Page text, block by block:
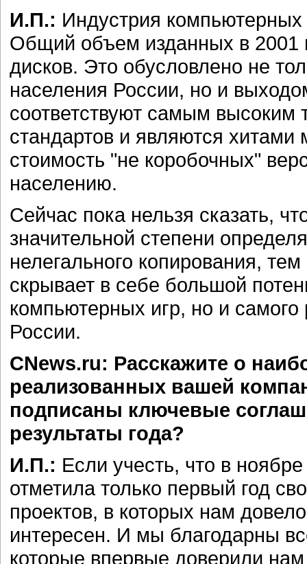
И.П.: Индустрия компьютерных
Общий объем изданных в 2001
дисков. Это обусловлено не
населения России, но и
соответствуют самым
стандартов и являются
стоимость "не коробочных"
населению.
Сейчас пока нельзя сказать,
значительной степени
нелегального копирования,
скрывает в себе большой
компьютерных игр, но и
России.
CNews.ru: Расскажите о
реализованных вашей
подписаны ключевые
результаты года?
И.П.: Если учесть, что в
отметила только первый год
проектов, в которых нам
интересен. И мы благодарны
которые впервые доверили